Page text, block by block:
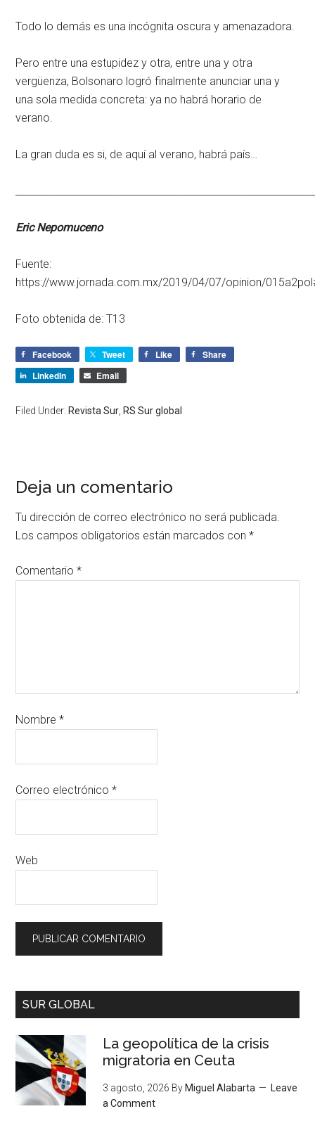
Todo lo demás es una incógnita oscura y amenazadora.
Pero entre una estupidez y otra, entre una y otra
vergüenza, Bolsonaro logró finalmente anunciar una y
una sola medida concreta: ya no habrá horario de
verano.
La gran duda es si, de aquí al verano, habrá país…
Eric Nepomuceno
Fuente:
https://www.jornada.com.mx/2019/04/07/opinion/
Foto obtenida de:T13
Facebook Tweet Like
Share
LinkedIn
Email
Filed Under: Revista Sur, RS Sur global
Deja un comentario
Tu dirección de correo electrónico no será publicada.
Los campos obligatorios están marcados con*
Comentario*
Nombre*
Correo electrónico*
Web
SUR GLOBAL
La geopolítica de la crisis
migratoria en Ceuta
3 agosto, 2026 By Miguel Alabarta
Leave
a Comment